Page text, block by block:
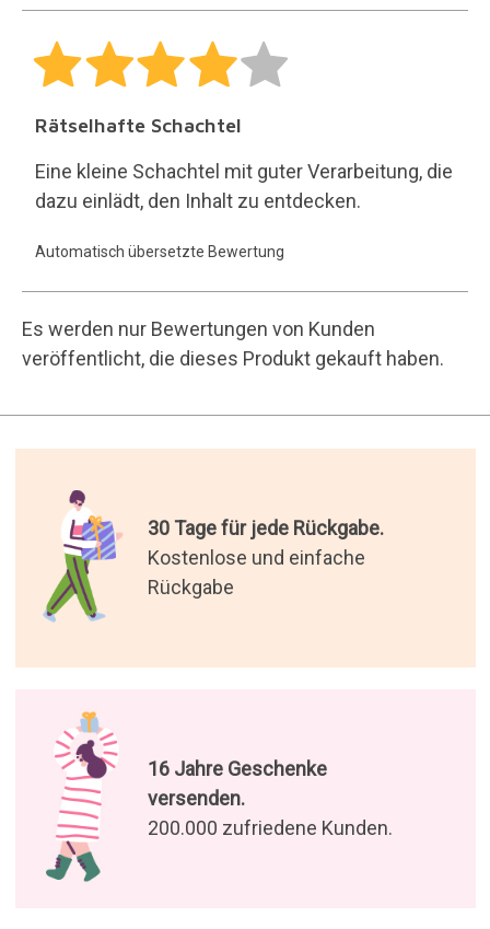
Rätselhafte Schachtel
Eine kleine Schachtel mit guter Verarbeitung, die
dazu einlädt, den Inhalt zu entdecken.
Automatisch übersetzte Bewertung
Es werden nur Bewertungen von Kunden
veröffentlicht, die dieses Produkt gekauft haben.
30 Tage für jede Rückgabe.
Kostenlose und einfache
Rückgabe
16 Jahre Geschenke
versenden.
200.000 zufriedene Kunden.